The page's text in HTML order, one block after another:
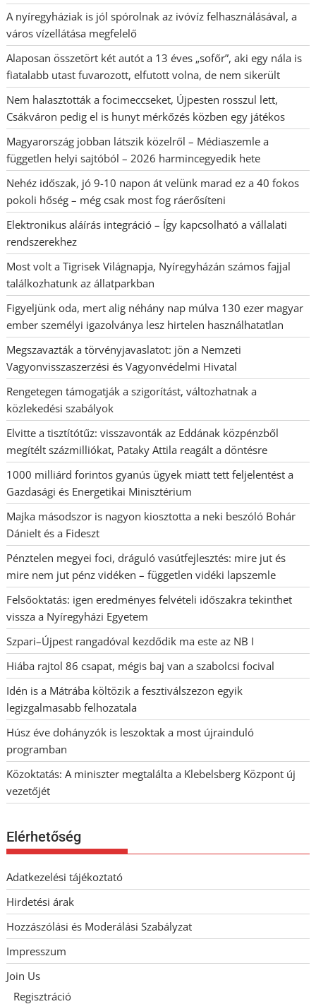
A nyíregyháziak is jól spórolnak az ivóvíz felhasználásával, a
város vízellátása megfelelő
Alaposan összetört két autót a 13 éves „sofőr”, aki egy nála is
fiatalabb utast fuvarozott, elfutott volna, de nem sikerült
Nem halasztották a focimeccseket, Újpesten rosszul lett,
Csákváron pedig el is hunyt mérkőzés közben egy játékos
Magyarország jobban látszik közelről – Médiaszemle a
független helyi sajtóból – 2026 harmincegyedik hete
Nehéz időszak, jó 9-10 napon át velünk marad ez a 40 fokos
pokoli hőség – még csak most fog ráerősíteni
Elektronikus aláírás integráció – Így kapcsolható a vállalati
rendszerekhez
Most volt a Tigrisek Világnapja, Nyíregyházán számos fajjal
találkozhatunk az állatparkban
Figyeljünk oda, mert alig néhány nap múlva 130 ezer magyar
ember személyi igazolványa lesz hirtelen használhatatlan
Megszavazták a törvényjavaslatot: jön a Nemzeti
Vagyonvisszaszerzési és Vagyonvédelmi Hivatal
Rengetegen támogatják a szigorítást, változhatnak a
közlekedési szabályok
Elvitte a tisztítótűz: visszavonták az Eddának közpénzből
megítélt százmilliókat, Pataky Attila reagált a döntésre
1000 milliárd forintos gyanús ügyek miatt tett feljelentést a
Gazdasági és Energetikai Minisztérium
Majka másodszor is nagyon kiosztotta a neki beszóló Bohár
Dánielt és a Fideszt
Pénztelen megyei foci, dráguló vasútfejlesztés: mire jut és
mire nem jut pénz vidéken – független vidéki lapszemle
Felsőoktatás: igen eredményes felvételi időszakra tekinthet
vissza a Nyíregyházi Egyetem
Szpari–Újpest rangadóval kezdődik ma este az NB I
Hiába rajtol 86 csapat, mégis baj van a szabolcsi focival
Idén is a Mátrába költözik a fesztiválszezon egyik
legizgalmasabb felhozatala
Húsz éve dohányzók is leszoktak a most újrainduló
programban
Közoktatás: A miniszter megtalálta a Klebelsberg Központ új
vezetőjét
Elérhetőség
Adatkezelési tájékoztató
Hirdetési árak
Hozzászólási és Moderálási Szabályzat
Impresszum
Join Us
Regisztráció